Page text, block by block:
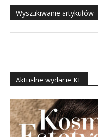
Wyszukiwanie artykułów
Aktualne wydanie KE